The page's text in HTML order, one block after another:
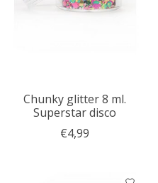
Chunky glitter 8 ml.
Superstar disco
€4,99